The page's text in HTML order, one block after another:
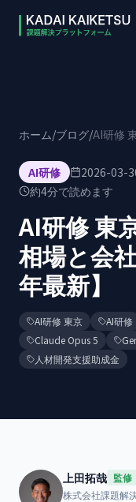
ホーム/ブログ/
AI研修 2026-03-
約4分で読めます
AI研修 東
相場と会
年最新】
AI研修 東京 AI研修
Claude Opus 5
人材開発支援助成金
上田拓哉 監修
株式会社課題解